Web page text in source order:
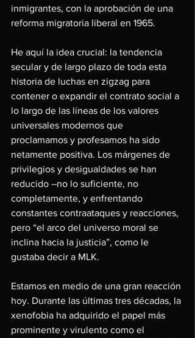
inmigrantes, con la aprobación de una
reforma migratoria liberal en 1965.
He aquí la idea crucial: la tendencia
secular y de largo plazo de toda esta
historia de luchas en zigzag para
contener o expandir el contrato social a
lo largo de las líneas de los valores
universales modernos que
proclamamos y profesamos ha sido
netamente positiva. Los márgenes de
privilegios y desigualdades se han
reducido –no lo suficiente, no
completamente, y enfrentando
constantes contraataques y reacciones,
pero “el arco del universo moral se
inclina hacia la justicia”, como le
gustaba decir a MLK.
Estamos en medio de una gran reacción
hoy. Durante las últimas tres décadas, la
xenofobia ha adquirido el papel más
prominente y virulento como el